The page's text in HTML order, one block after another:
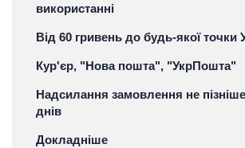
використанні
Від 60 гривень до будь-якої точки
Кур'єр, "Нова пошта", "УкрПошта"
Надсилання замовлення не
днів
Докладніше